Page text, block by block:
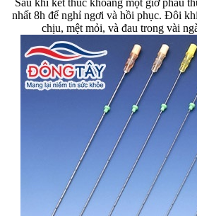
nhất 8h để nghỉ ngơi và hồi phục. Đôi
chịu, mệt mỏi, và đau trong vài